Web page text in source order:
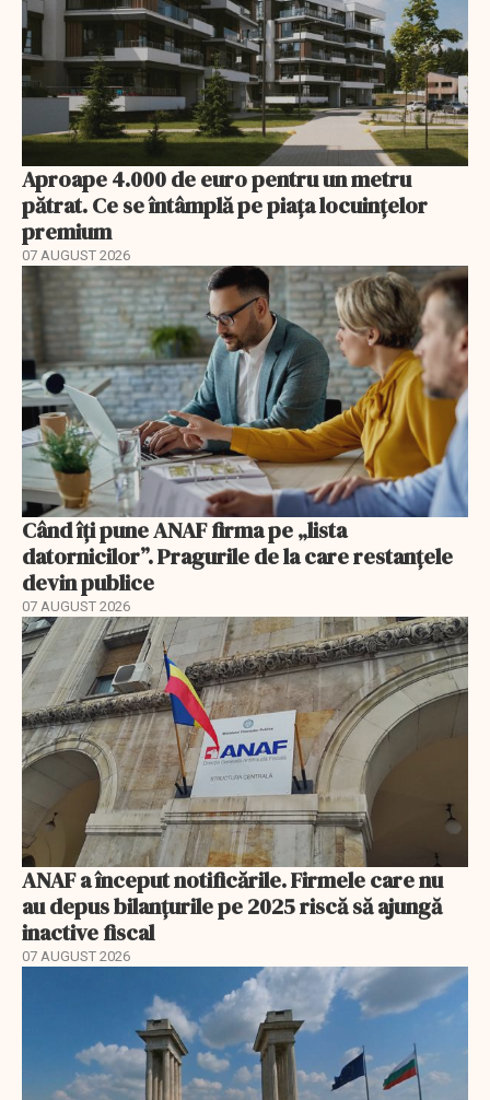
Aproape 4.000 de euro pentru un metru
pătrat. Ce se întâmplă pe piața locuințelor
premium
07 AUGUST 2026
Când îți pune ANAF firma pe „lista
datornicilor”. Pragurile de la care restanțele
devin publice
07 AUGUST 2026
ANAF a început notificările. Firmele care nu
au depus bilanțurile pe 2025 riscă să ajungă
inactive fiscal
07 AUGUST 2026